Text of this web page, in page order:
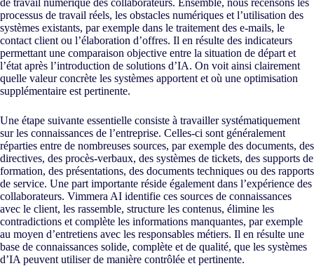
processus de travail réels, les obstacles numériques et l’utilisation des
systèmes existants, par exemple dans le traitement des e-mails, le
contact client ou l’élaboration d’offres. Il en résulte des indicateurs
permettant une comparaison objective entre la situation de départ et
l’état après l’introduction de solutions d’IA. On voit ainsi clairement
quelle valeur concrète les systèmes apportent et où une optimisation
supplémentaire est pertinente.
Une étape suivante essentielle consiste à travailler systématiquement
sur les connaissances de l’entreprise. Celles-ci sont généralement
réparties entre de nombreuses sources, par exemple des documents, des
directives, des procès-verbaux, des systèmes de tickets, des supports de
formation, des présentations, des documents techniques ou des rapports
de service. Une part importante réside également dans l’expérience des
collaborateurs. Vimmera AI identifie ces sources de connaissances
avec le client, les rassemble, structure les contenus, élimine les
contradictions et complète les informations manquantes, par exemple
au moyen d’entretiens avec les responsables métiers. Il en résulte une
base de connaissances solide, complète et de qualité, que les systèmes
d’IA peuvent utiliser de manière contrôlée et pertinente.